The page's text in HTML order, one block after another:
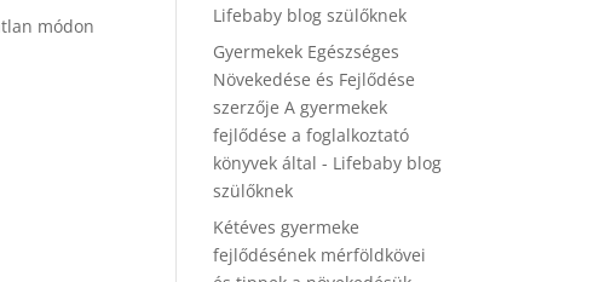
módon
Lifebaby blog szülőknek
Gyermekek Egészséges
Növekedése és Fejlődése
szerzőjeA gyermekek
fejlődése a foglalkoztató
könyvek által - Lifebaby blog
szülőknek
Kétéves gyermeke
fejlődésének mérföldkövei